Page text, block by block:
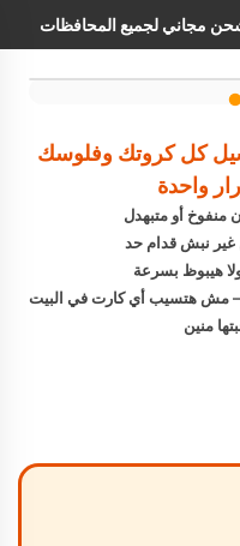
مجاني لجميع المحافظات
كل كروتك وفلوسك
واحدة
منفوخ أو متبهدل
غير نبش قدام حد
هيبوظ بسرعة
منين